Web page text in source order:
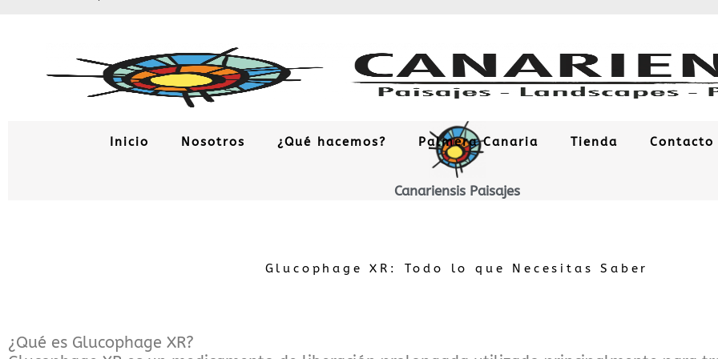
Inicio Nosotros ¿Qué hacemos? Palmera Canaria Tienda Contacto
Canariensis Paisajes
Glucophage XR: Todo lo que Necesitas Saber
¿Qué es Glucophage XR?